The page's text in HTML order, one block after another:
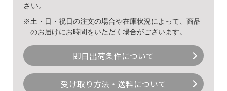
さい。
※土・日・祝日の注文の場合や在庫状況によって、商品
のお届けにお時間をいただく場合がございます。
即日出荷条件について
受け取り方法・送料について